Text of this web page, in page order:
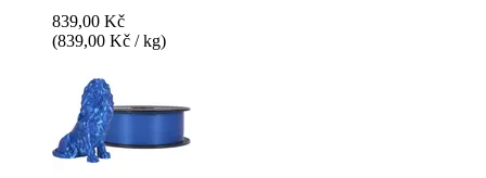
839,00 Kč
(839,00 Kč / kg)